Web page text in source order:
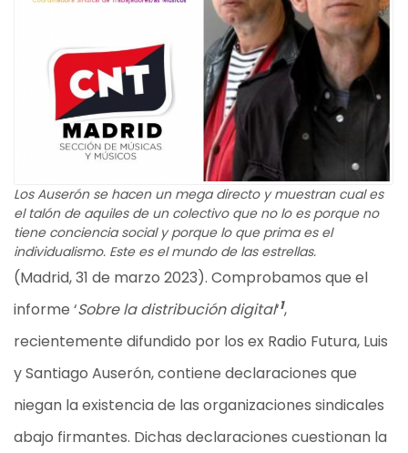
Los Auserón se hacen un mega directo y muestran cual es
el talón de aquiles de un colectivo que no lo es porque no
tiene conciencia social y porque lo que prima es el
individualismo. Este es el mundo de las estrellas.
(Madrid, 31 de marzo 2023). Comprobamos que el
informe ‘Sobre la distribución digital‘1,
recientemente difundido por los ex Radio Futura, Luis
y Santiago Auserón, contiene declaraciones que
niegan la existencia de las organizaciones sindicales
abajo firmantes. Dichas declaraciones cuestionan la